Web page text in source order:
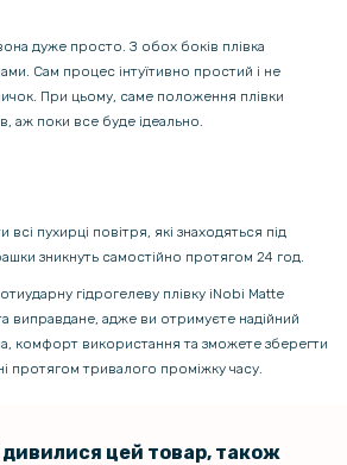
дуже просто. З обох боків плівка
Сам процес інтуїтивно простий і не
При цьому, саме положення плівки
аж поки все буде ідеально.
всі пухирці повітря, які знаходяться під
зникнуть самостійно протягом 24 год.
гідрогелеву плівку iNobi Matte
виправдане, адже ви отримуєте надійний
комфорт використання та зможете зберегти
протягом тривалого проміжку часу.
дивилися цей товар, також